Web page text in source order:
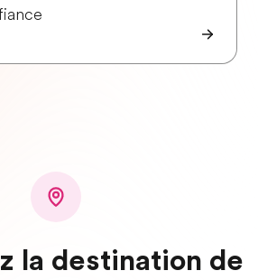
la destination de